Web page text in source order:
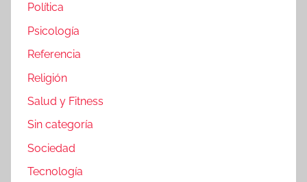
Política
Psicología
Referencia
Religión
Salud y Fitness
Sin categoría
Sociedad
Tecnología